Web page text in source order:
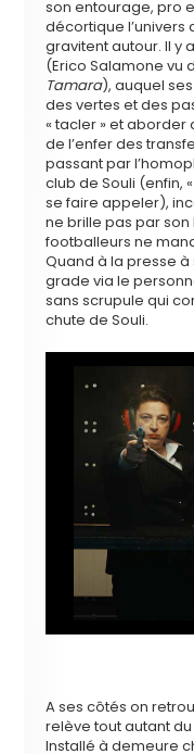
son entourage, pro
décortique l’univers
gravitent autour. Il y
(Erico Salamone vu
Tamara), auquel
des vertes et des
« tacler » et aborder
de l’enfer des
passant par
club de Souli (enfin,
se faire appeler),
ne brille pas par
footballeurs ne
Quand à la presse
grade via le
sans scrupule qui
chute de Souli.
A ses côtés on
relève tout autant
Installé à demeure